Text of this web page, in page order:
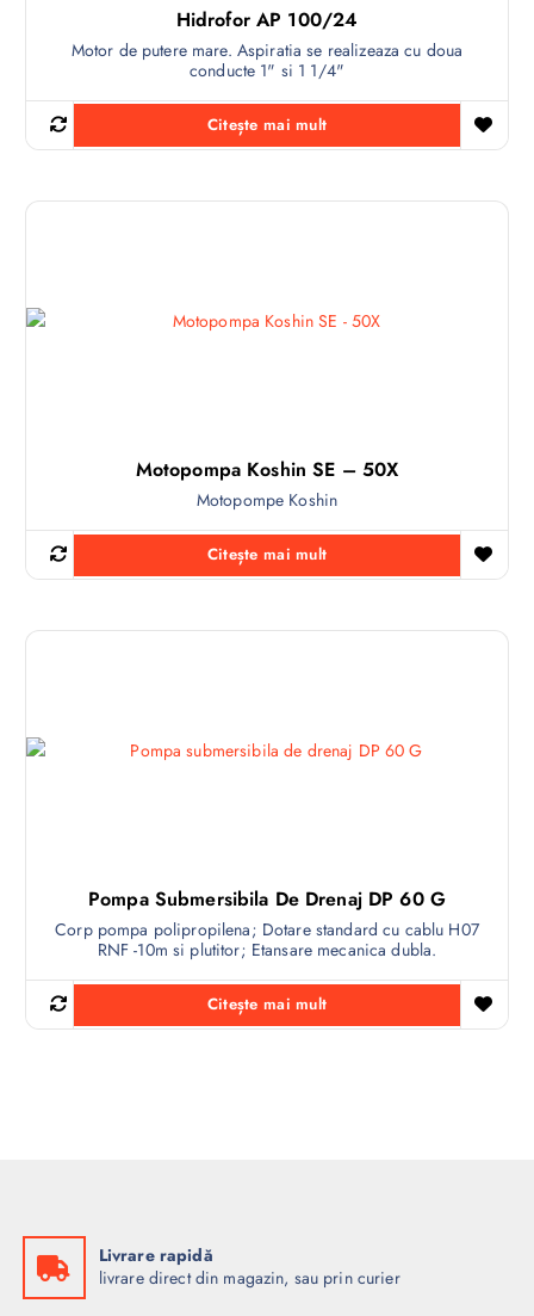
Hidrofor AP 100/24
Motor de putere mare. Aspiratia se realizeaza cu doua
conducte 1" si 1 1/4"
Citește mai mult
Motopompa Koshin SE – 50X
Motopompe Koshin
Citește mai mult
Pompa Submersibila De Drenaj DP 60 G
Corp pompa polipropilena; Dotare standard cu cablu H07
RNF -10m si plutitor; Etansare mecanica dubla.
Citește mai mult
Livrare rapidă
livrare direct din magazin, sau prin curier